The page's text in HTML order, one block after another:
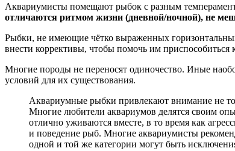
Аквариумисты помещают рыбок с разным
отличаются ритмом жизни (дневной/ночной), не
Рыбки, не имеющие чётко выраженных
внести коррективы, чтобы помочь им
Многие породы не переносят одиночество. Иные
условий для их существования.
Аквариумные рыбки привлекают внимание не
Многие любители аквариумов делятся своим
отлично уживаются вместе, в то время как
и поведение рыб. Многие аквариумисты
одной и той же категории могут быть